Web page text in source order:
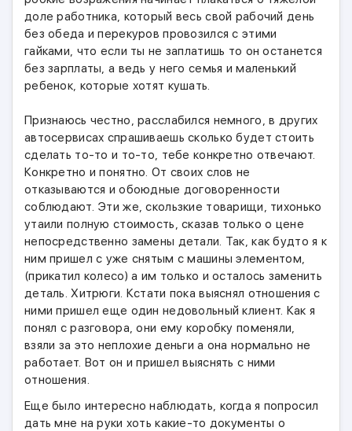
доле работника, который весь свой рабочий день
без обеда и перекуров провозился с этими
гайками, что если ты не заплатишь то он останется
без зарплаты, а ведь у него семья и маленький
ребенок, которые хотят кушать.
Признаюсь честно, расслабился немного, в других
автосервисах спрашиваешь сколько будет стоить
сделать то-то и то-то, тебе конкретно отвечают.
Конкретно и понятно. От своих слов не
отказываются и обоюдные договоренности
соблюдают. Эти же, скользкие товарищи, тихонько
утаили полную стоимость, сказав только о цене
непосредственно замены детали. Так, как будто я к
ним пришел с уже снятым с машины элементом,
(прикатил колесо) а им только и осталось заменить
деталь. Хитрюги. Кстати пока выяснял отношения с
ними пришел еще один недовольный клиент. Как я
понял с разговора, они ему коробку поменяли,
взяли за это неплохие деньги а она нормально не
работает. Вот он и пришел выяснять с ними
отношения.
Еще было интересно наблюдать, когда я попросил
дать мне на руки хоть какие-то документы о